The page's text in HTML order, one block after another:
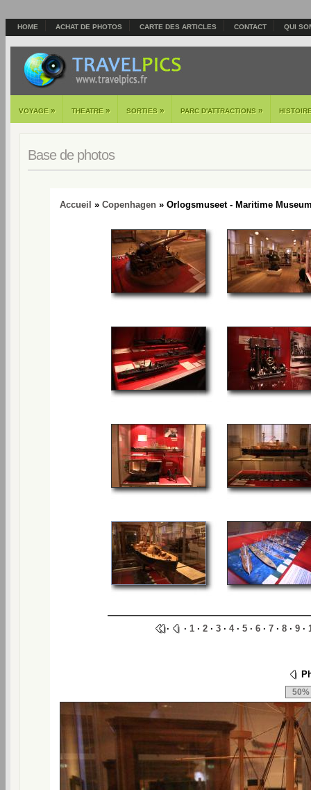
HOME ACHAT DE PHOTOS CARTE DES ARTICLES CONTACT QUI
VOYAGE » THEATRE » SORTIES » PARC D'ATTRACTIONS »
Base de photos
Accueil » Copenhagen » Orlogsmuseet - Maritime
· · 1 · 2 · 3 · 4· 5 · 6 · 7 · 8 · 9 ·